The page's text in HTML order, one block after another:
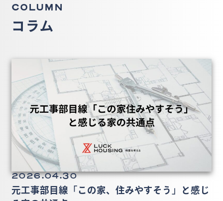
COLUMN
コラム
2026.04.30
元工事部目線「この家、住みやすそう」と感じ